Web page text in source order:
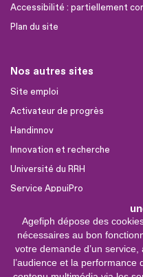
Agefiph dépose des
nécessaires au bon
votre demande d’un
l’audience et la
Accessibilité : partiellement
Plan du site
Nos autres sites
Site emploi
Activateur de progrès
Handinnov
Innovation et recherche
Université du RRH
Service AppuiPro
Nous suivre
Youtube
Linkedin